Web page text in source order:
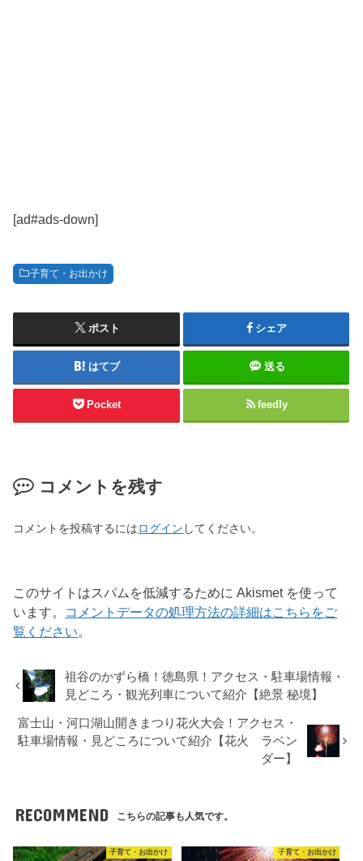
[ad#ads-down]
子育て・お出かけ
ポスト シェア
はてブ 送る
Pocket feedly
コメントを残す
コメントを投稿するにはログイン してください。
このサイトはスパムを低減するために Akismet を使って
います。 コメントデータの処理方法の詳細はこちらをご
覧ください。
祖谷のかずら橋！徳島県！アクセス・駐車場情報・
見どころ・観光列車について紹介【絶景 秘境】
富士山・河口湖山開きまつり花火大会！アクセス・
駐車場情報・見どころについて紹介【花火 ラベン
ダー】
RECOMMEND こちらの記事も人気です。
子育て・お出かけ 子育て・お出かけ